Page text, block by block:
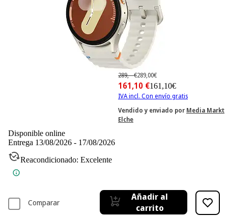
-44%
289,– €289,00€
161,10 €161,10€
IVA incl. Con envío gratis
Vendido y enviado por Media Markt
Elche
Reacondicionado: Excelente
Disponible online
Entrega 13/08/2026 - 17/08/2026
Comparar
Añadir al
carrito